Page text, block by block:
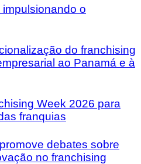
o
do franchising
ao Panamá e à
Week 2026 para
franquias
debates sobre
no franchising